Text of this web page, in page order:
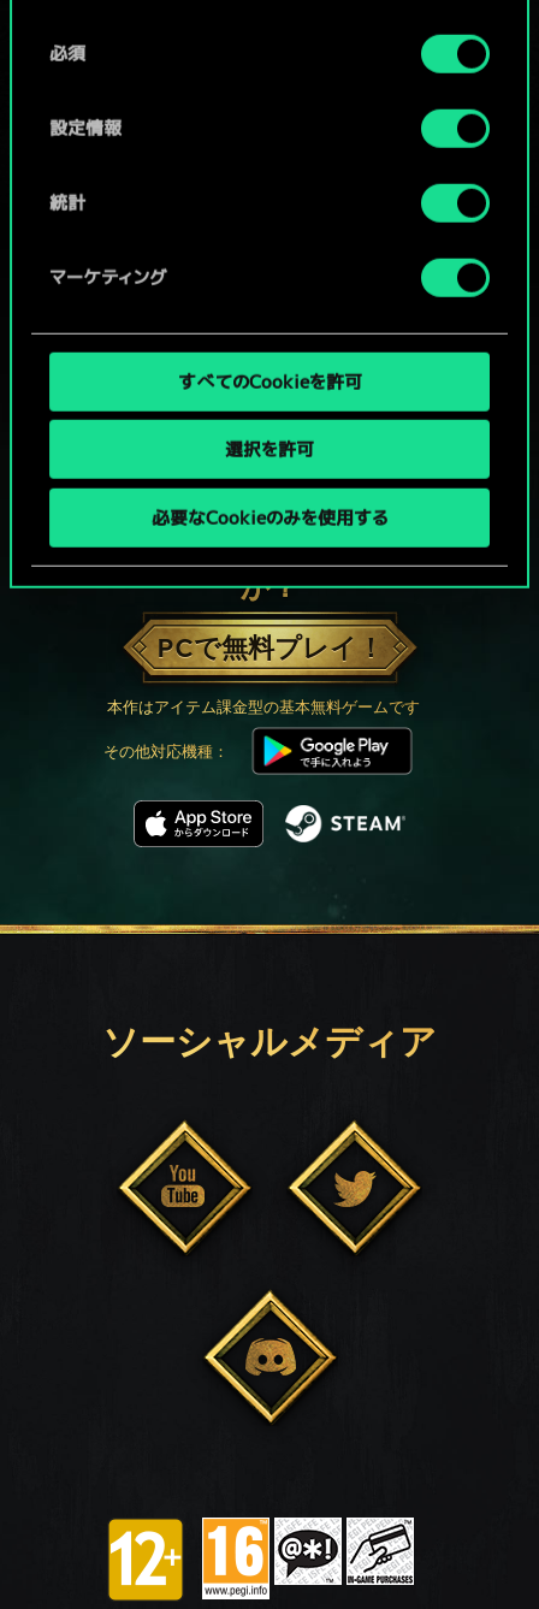
詳細は、下記の「設定」メニューでご確認ください。
必須
設定情報
統計
マーケティング
すべてのCookieを許可
選択を許可
必要なCookieのみを使用する
グウェントでひと勝負といかない
か？
PCで無料プレイ！
本作はアイテム課金型の基本無料ゲームです
その他対応機種：
ソーシャルメディア